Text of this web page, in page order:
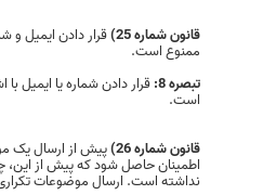
قانون شماره 25) قرار دادن ايميل
ممنوع است.
تبصره 8:
قرار دادن شماره یا ایمیل با
است.
قانون شماره 26) پیش از ارسال یک
اطمینان حاصل شود که پیش از
نداشته است. ارسال موضوعات